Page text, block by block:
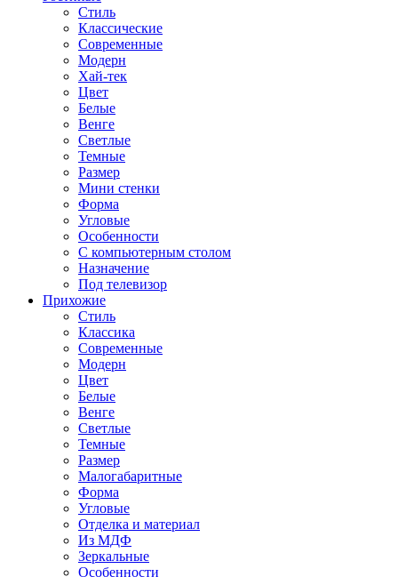
Стиль
Классические
Современные
Модерн
Хай-тек
Цвет
Белые
Венге
Светлые
Темные
Размер
Мини стенки
Форма
Угловые
Особенности
С компьютерным столом
Назначение
Под телевизор
Прихожие
Стиль
Классика
Современные
Модерн
Цвет
Белые
Венге
Светлые
Темные
Размер
Малогабаритные
Форма
Угловые
Отделка и материал
Из МДФ
Зеркальные
Особенности